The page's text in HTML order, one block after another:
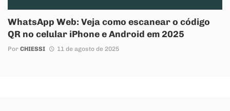
WhatsApp Web: Veja como escanear o código
QR no celular iPhone e Android em 2025
Por CHIESSI 11 de agosto de 2025